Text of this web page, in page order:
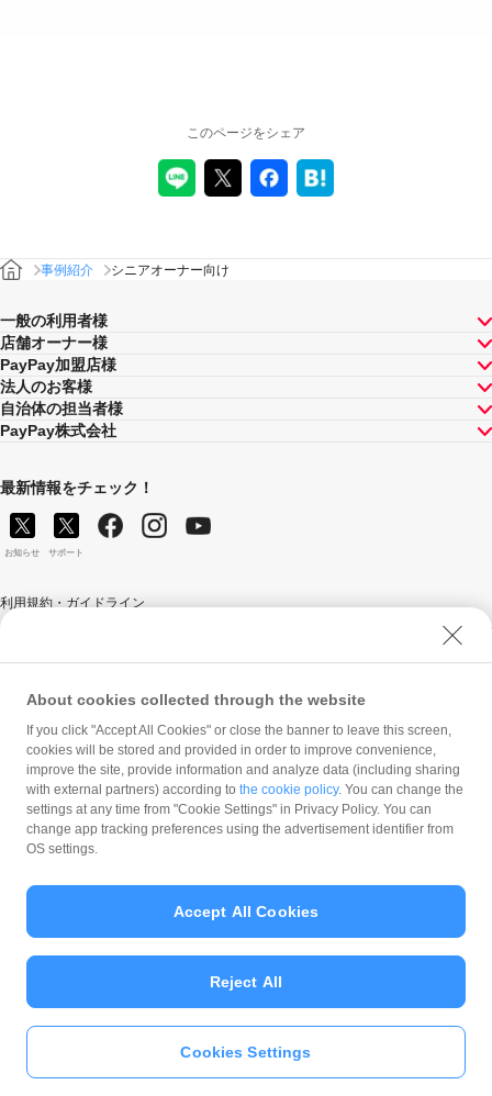
このページをシェア
事例紹介 シニアオーナー向け
一般の利用者様
店舗オーナー様
PayPay加盟店様
法人のお客様
自治体の担当者様
PayPay株式会社
最新情報をチェック！
お知らせ サポート
利用規約・ガイドライン
ソフトバンク人権ポリシー
PayPay Code of Ethics & Business Conduct
プライバシーポリシー
ユーザープライバシーについて
ユーザーセキュリティについて
ウェブサイト利用規約
反社会的勢力に対する方針
カスタマーハラスメントに関する当社の考え方
About cookies collected through the website
If you click "Accept All Cookies" or close the banner to leave this screen,
cookies will be stored and provided in order to improve convenience,
improve the site, provide information and analyze data (including sharing
with external partners) according to the cookie policy. You can change the
settings at any time from "Cookie Settings" in Privacy Policy. You can
change app tracking preferences using the advertisement identifier from
OS settings.
Cookies Settings
Reject All
Accept All Cookies